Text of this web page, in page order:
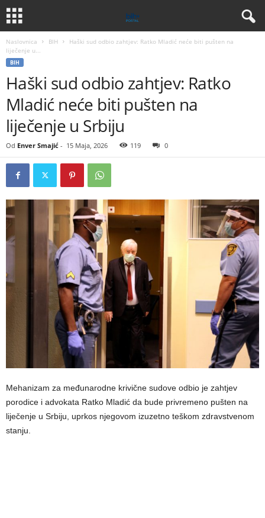
Naslovnica BIH
Haški sud odbio zahtjev: Ratko Mladić neće biti pušten na
liječenje u...
BIH
Haški sud odbio zahtjev: Ratko
Mladić neće biti pušten na
liječenje u Srbiju
Od Enver Smajić - 15 Maja, 2026 119 0
Mehanizam za međunarodne krivične sudove odbio je zahtjev
porodice i advokata Ratko Mladić da bude privremeno pušten na
liječenje u Srbiju, uprkos njegovom izuzetno teškom zdravstvenom
stanju.